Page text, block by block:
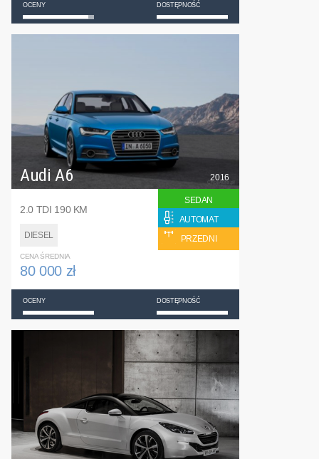
OCENY DOSTĘPNOŚĆ
Audi A6
2.0 TDI 190 KM
DIESEL
2016
SEDAN
AUTOMAT
PRZEDNI
CENA ŚREDNIA
80 000 zł
OCENY DOSTĘPNOŚĆ